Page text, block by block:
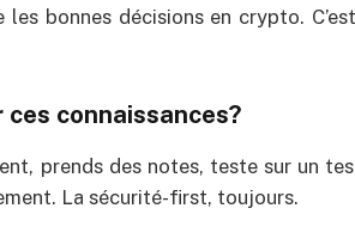
bonnes décisions en crypto.
connaissances?
prends des notes, teste sur un
La sécurité-first, toujours.